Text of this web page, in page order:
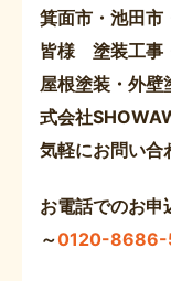
箕面市・池田市
皆様 塗装工事
屋根塗装・外壁
式会社
気軽にお問い合
お電話でのお
～0120-8686-